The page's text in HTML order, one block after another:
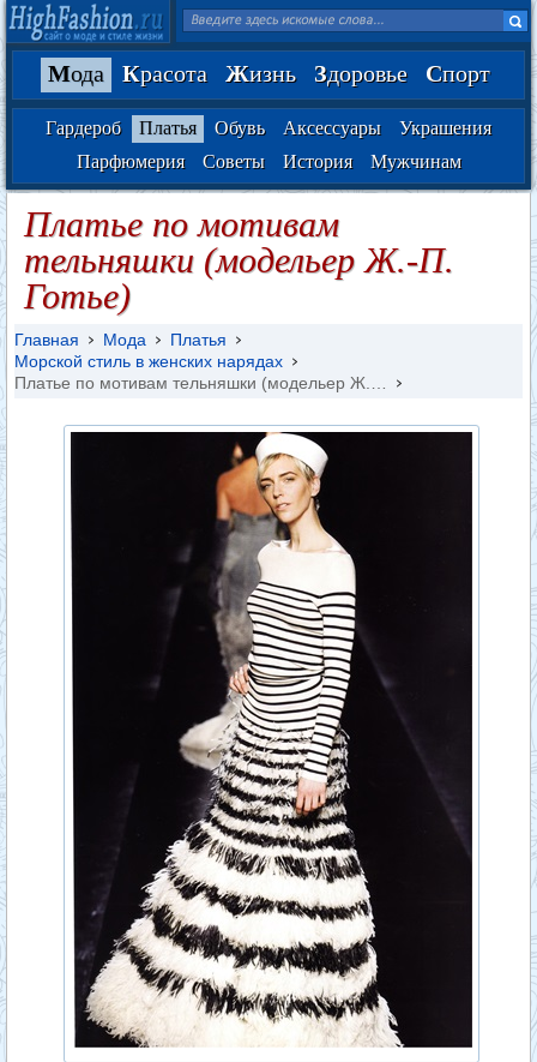
Мода Красота Жизнь Здоровье Спорт
Гардероб Платья Обувь Аксессуары
Украшения
Парфюмерия
Советы История Мужчинам
Платье по мотивам
тельняшки (модельер Ж.-П.
Готье)
Главная Мода
Платья
Морской стиль в женских нарядах
Платье по мотивам тельняшки (модельер Ж.…